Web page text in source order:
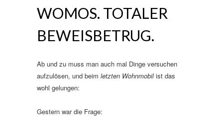
WOMOS. TOTALER
BEWEISBETRUG.
Ab und zu muss man auch mal Dinge versuchen
aufzulösen, und beim letzten Wohnmobilist das
wohl gelungen:
Gestern war die Frage: